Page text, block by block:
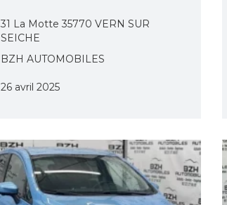
31 La Motte 35770 VERN SUR
SEICHE
BZH AUTOMOBILES
26 avril 2025